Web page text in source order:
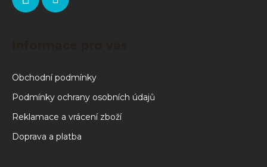
Obchodní podmínky
Podmínky ochrany osobních údajů
Reklamace a vrácení zboží
Doprava a platba